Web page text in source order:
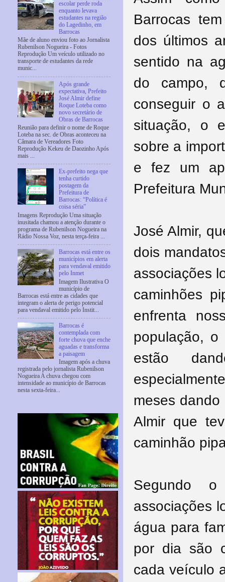
Barrocas
dos últimos
sentido na
do campo,
conseguir o
situação, o
sobre a
e fez um
Prefeitura
José Almir,
dois
associações
caminhões
enfrenta
população,
estão
meses
Almir que
caminhão
Segundo
associações
água para
por dia são
cada veículo
escolar perde roda
enquanto levava
estudantes na região
do Lagedinho, em
Barrocas
Mãe de aluno enviou foto ao Jornalista
Rubenilson Nogueira - Fotos
Reprodução Um veículo utilizado no
transporte de estudantes da rede
munic...
Após grande
expectativa, Prefeito
José Almir define
Roque Loteba como
novo secretário de
Obras de Barrocas
Reunião para definir o nome de Roque
Loteba na sec. de Obras aconteceu na
Câmara de Vereadores Foto
Reprodução Kekeu de Daozinho Após
mais ...
Ex-prefeito nega que
tenha curtido
postagem da
Prefeitura de
Barrocas: “Política é
coisa séria”
Imagens Reprodução Uma situação
inusitada chamou a atenção durante o
programa de Rubenilson Nogueira na
Rádio Nossa Voz, nesta terça-feira ...
Barrocas está entre os
municípios em alerta
para vendaval emitido
pelo Inmet
Imagem Ilustrativa O
município de
Barrocas está entre as cidades que
integram o alerta de perigo potencial
para vendaval emitido pelo Instit...
Barrocas é
contemplada com
forte chuva que enche
aguadas e transforma
a paisagem
Imagem após a chuva
registrada pelo jornalista Rubenilson
Nogueira A chuva chegou com
intensidade ao município de Barrocas
nesta sexta-feira...